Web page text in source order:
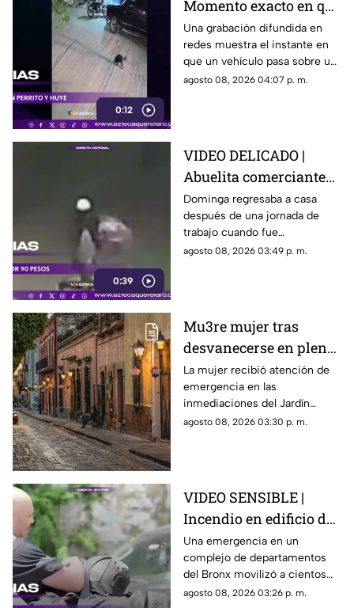
0:12
Momento exacto en que
camioneta atropella a
un perro y conductor
escapa
Una grabación difundida en
redes muestra el instante en
que un vehículo pasa sobre un
perro y continúa su camino sin
agosto 08, 2026 04:07 p. m.
0:39
VIDEO DELICADO |
Abuelita comerciante
es as3sin4da en Puebla
por 90 pesos
Dominga regresaba a casa
después de una jornada de
trabajo cuando fue
interceptada por un hombre
agosto 08, 2026 03:49 p. m.
Mu3re mujer tras
desvanecerse en plena
vía pública en el Centro
Histórico de Querétaro
La mujer recibió atención de
emergencia en las
inmediaciones del Jardín
Corregidora, pero los
agosto 08, 2026 03:30 p. m.
VIDEO SENSIBLE |
Incendio en edificio de
Nueva York deja un
mu3rto y 14 heridos
Una emergencia en un
complejo de departamentos
del Bronx movilizó a cientos
de bomberos y dejó víctimas
agosto 08, 2026 03:26 p. m.